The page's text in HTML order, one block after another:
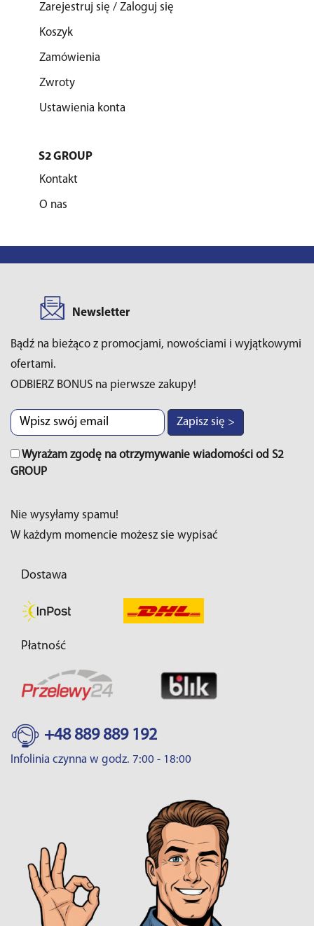
Zarejestruj się / Zaloguj się
Koszyk
Zamówienia
Zwroty
Ustawienia konta
S2 GROUP
Kontakt
O nas
Newsletter
Bądź na bieżąco z promocjami, nowościami i wyjątkowymi
ofertami.
ODBIERZ BONUS na pierwsze zakupy!
Zapisz się >
Wyrażam zgodę na otrzymywanie wiadomości od S2
GROUP
Nie wysyłamy spamu!
W każdym momencie możesz sie wypisać
Dostawa
Płatność
+48 889 889 192
Infolinia czynna w godz. 7:00 - 18:00